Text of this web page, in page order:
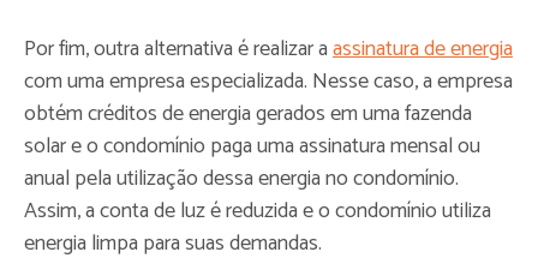
Por fim, outra alternativa é realizar aassinatura de energia
com uma empresa especializada. Nesse caso, a empresa
obtém créditos de energia gerados em uma fazenda
solar e o condomínio paga uma assinatura mensal ou
anual pela utilização dessa energia no condomínio.
Assim, a conta de luz é reduzida e o condomínio utiliza
energia limpa para suas demandas.